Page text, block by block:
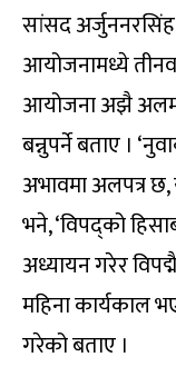
सांसद अर्जुननरसिंह
आयोजनामध्ये
आयोजना अझै
बन्नुपर्ने बताए ।
अभावमा अलपत्र
भने, ‘विपद्को
अध्यायन गरेर
महिना कार्यकाल
गरेको बताए ।